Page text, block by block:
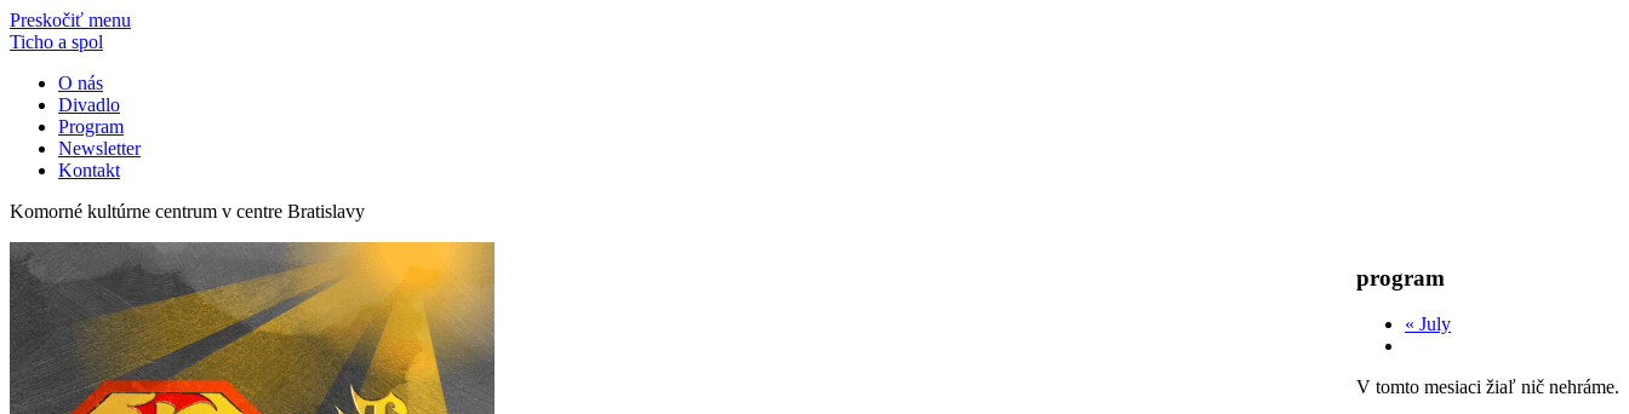
Preskočiť menu
Ticho a spol
O nás
Divadlo
Program
Newsletter
Kontakt
Komorné kultúrne centrum v centre Bratislavy
program
« July
V tomto mesiaci žiaľ nič nehráme.